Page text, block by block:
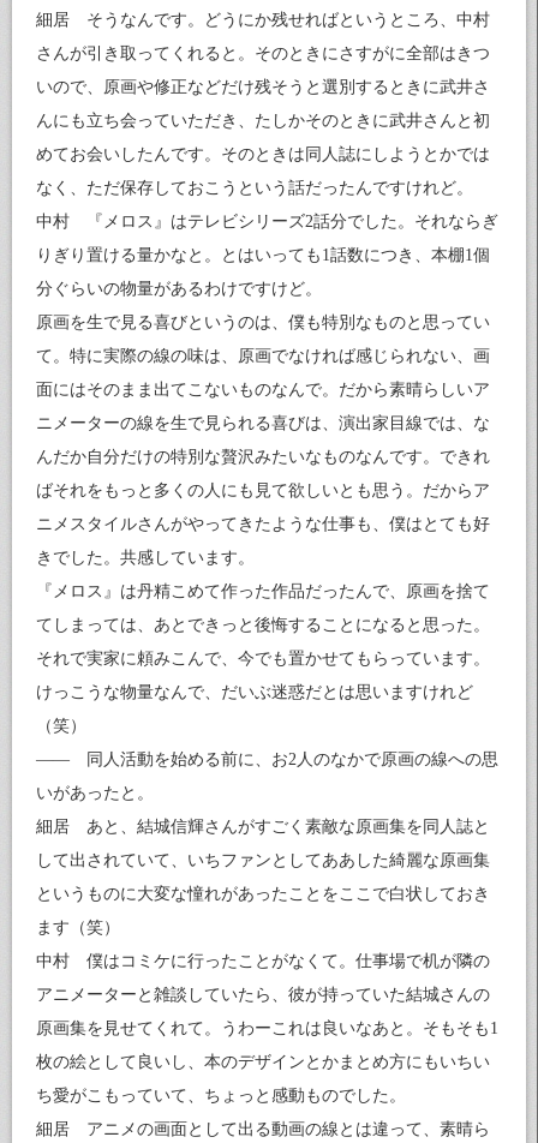
細居 そうなんです。どうにか残せればというところ、中村
さんが引き取ってくれると。そのときにさすがに全部はきつ
いので、原画や修正などだけ残そうと選別するときに武井さ
んにも立ち会っていただき、たしかそのときに武井さんと初
めてお会いしたんです。そのときは同人誌にしようとかでは
なく、ただ保存しておこうという話だったんですけれど。
中村 『メロス』はテレビシリーズ2話分でした。それならぎ
りぎり置ける量かなと。とはいっても1話数につき、本棚1個
分ぐらいの物量があるわけですけど。
原画を生で見る喜びというのは、僕も特別なものと思ってい
て。特に実際の線の味は、原画でなければ感じられない、画
面にはそのまま出てこないものなんで。だから素晴らしいア
ニメーターの線を生で見られる喜びは、演出家目線では、な
んだか自分だけの特別な贅沢みたいなものなんです。できれ
ばそれをもっと多くの人にも見て欲しいとも思う。だからア
ニメスタイルさんがやってきたような仕事も、僕はとても好
きでした。共感しています。
『メロス』は丹精こめて作った作品だったんで、原画を捨て
てしまっては、あとできっと後悔することになると思った。
それで実家に頼みこんで、今でも置かせてもらっています。
けっこうな物量なんで、だいぶ迷惑だとは思いますけれど
（笑）
―― 同人活動を始める前に、お2人のなかで原画の線への思
いがあったと。
細居 あと、結城信輝さんがすごく素敵な原画集を同人誌と
して出されていて、いちファンとしてああした綺麗な原画集
というものに大変な憧れがあったことをここで白状しておき
ます（笑）
中村 僕はコミケに行ったことがなくて。仕事場で机が隣の
アニメーターと雑談していたら、彼が持っていた結城さんの
原画集を見せてくれて。うわーこれは良いなあと。そもそも1
枚の絵として良いし、本のデザインとかまとめ方にもいちい
ち愛がこもっていて、ちょっと感動ものでした。
細居 アニメの画面として出る動画の線とは違って、素晴ら